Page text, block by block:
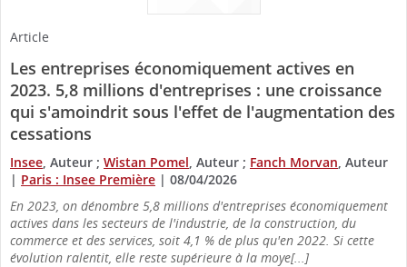
Article
Les entreprises économiquement actives en
2023. 5,8 millions d'entreprises : une croissance
qui s'amoindrit sous l'effet de l'augmentation des
cessations
Insee , Auteur ; Wistan Pomel , Auteur ; Fanch Morvan , Auteur
| Paris : Insee Première | 08/04/2026
En 2023, on dénombre 5,8 millions d'entreprises économiquement
actives dans les secteurs de l'industrie, de la construction, du
commerce et des services, soit 4,1 % de plus qu'en 2022. Si cette
évolution ralentit, elle reste supérieure à la moye[...]